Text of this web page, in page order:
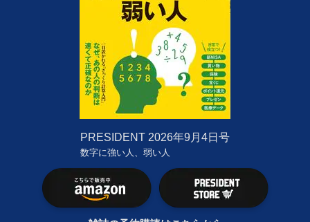
PRESIDENT 2026年9月4日号
数字に強い人、弱い人